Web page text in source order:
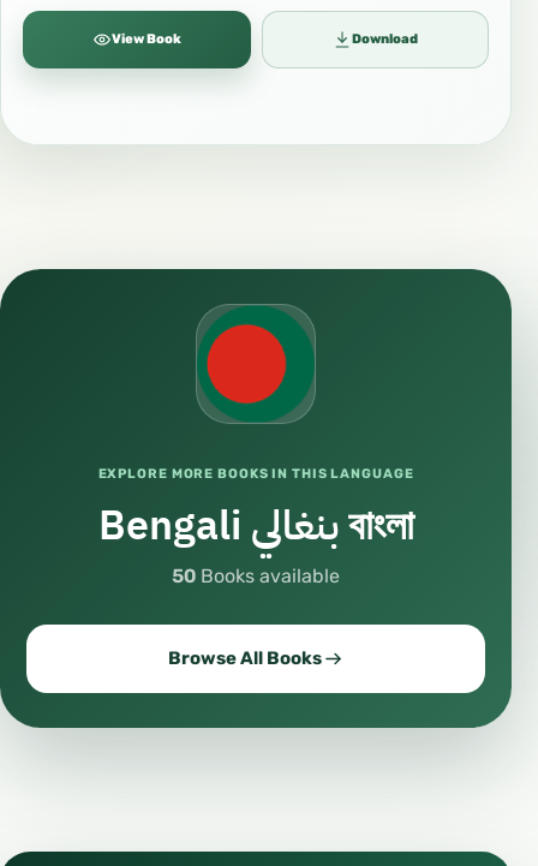
View Book Download
EXPLORE MORE BOOKS IN THIS LANGUAGE
Bengali بنغالي বাংলা
50 Books available
Browse All Books